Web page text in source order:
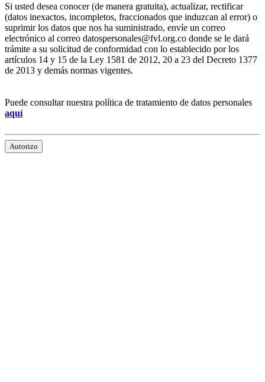
Si usted desea conocer (de manera gratuita), actualizar, rectificar
(datos inexactos, incompletos, fraccionados que induzcan al error) o
suprimir los datos que nos ha suministrado, envíe un correo
electrónico al correo datospersonales@fvl.org.co donde se le dará
trámite a su solicitud de conformidad con lo establecido por los
artículos 14 y 15 de la Ley 1581 de 2012, 20 a 23 del Decreto 1377
de 2013 y demás normas vigentes.
Puede consultar nuestra política de tratamiento de datos personales
aquí
Autorizo